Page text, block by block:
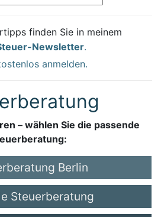
finden Sie in meinem
Newsletter.
anmelden.
– wählen Sie die passende
Berlin
Steuerberatung